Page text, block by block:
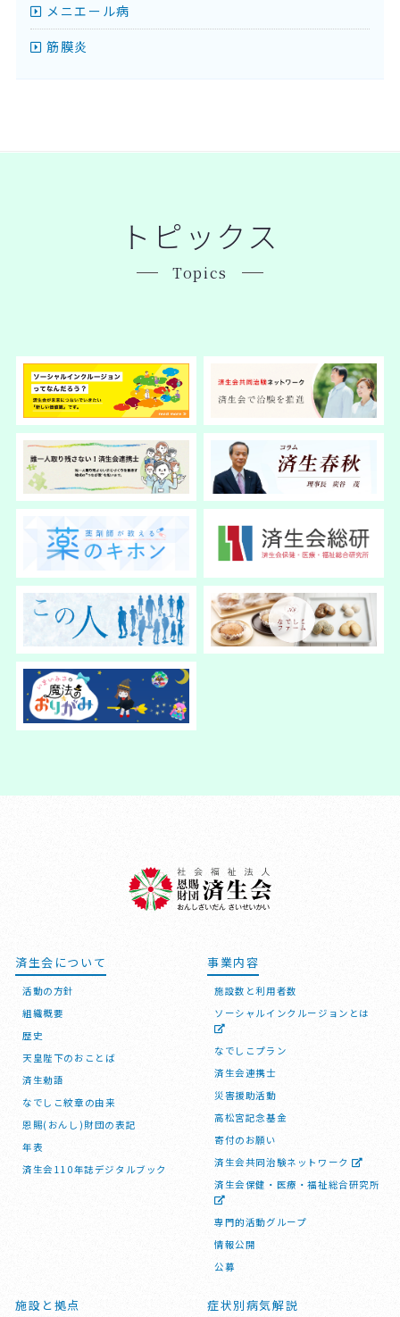
メニエール病
筋膜炎
トピックス
Topics
済生会について
活動の方針
組織概要
歴史
天皇陛下のおことば
済生勅語
なでしこ紋章の由来
恩賜(おんし)財団の表記
年表
済生会110年誌デジタルブック
事業内容
施設数と利用者数
ソーシャルインクルージョンとは
なでしこプラン
済生会連携士
災害援助活動
高松宮記念基金
寄付のお願い
済生会共同治験ネットワーク
済生会保健・医療・福祉総合研究所
専門的活動グループ
情報公開
公募
施設と拠点 症状別病気解説